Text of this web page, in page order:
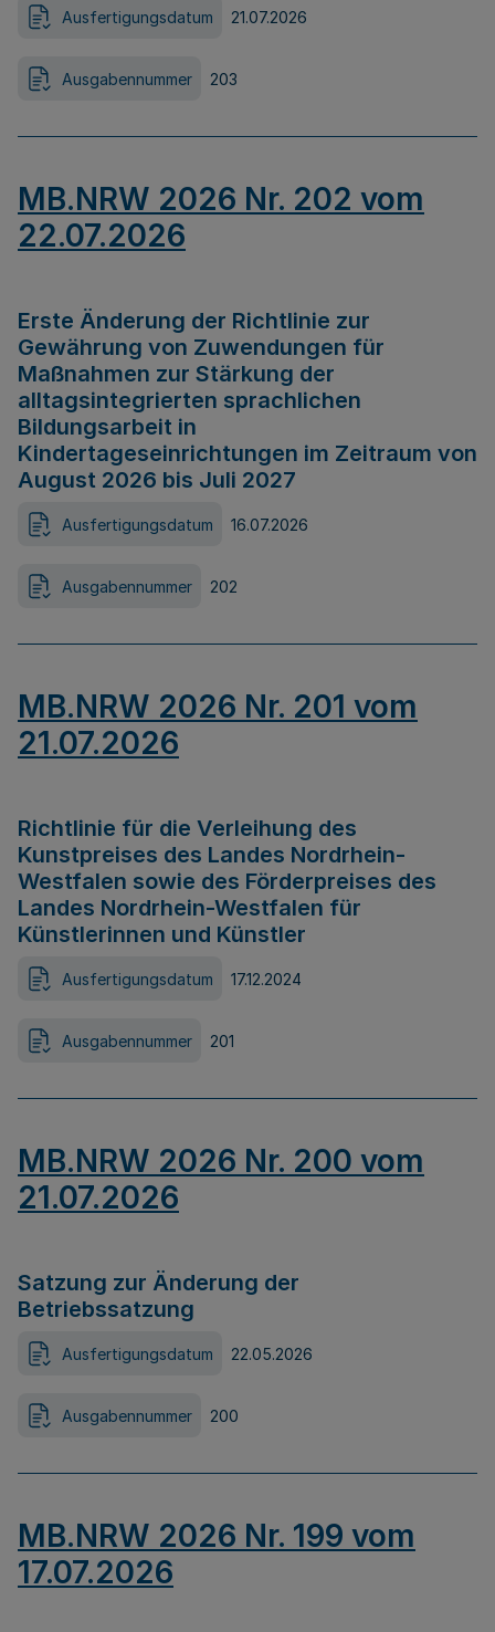
Ausfertigungsdatum 21.07.2026
Ausgabennummer 203
MB.NRW 2026 Nr. 202 vom
22.07.2026
Erste Änderung der Richtlinie zur
Gewährung von Zuwendungen für
Maßnahmen zur Stärkung der
alltagsintegrierten sprachlichen
Bildungsarbeit in
Kindertageseinrichtungen im Zeitraum von
August 2026 bis Juli 2027
Ausfertigungsdatum 16.07.2026
Ausgabennummer 202
MB.NRW 2026 Nr. 201 vom
21.07.2026
Richtlinie für die Verleihung des
Kunstpreises des Landes Nordrhein-
Westfalen sowie des Förderpreises des
Landes Nordrhein-Westfalen für
Künstlerinnen und Künstler
Ausfertigungsdatum 17.12.2024
Ausgabennummer 201
MB.NRW 2026 Nr. 200 vom
21.07.2026
Satzung zur Änderung der
Betriebssatzung
Ausfertigungsdatum 22.05.2026
Ausgabennummer 200
MB.NRW 2026 Nr. 199 vom
17.07.2026